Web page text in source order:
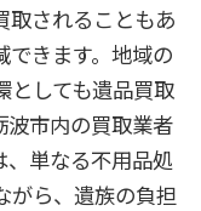
取されることもあ
できます。地域の
としても遺品買取
波市内の買取業者
、単なる不用品処
がら、遺族の負担